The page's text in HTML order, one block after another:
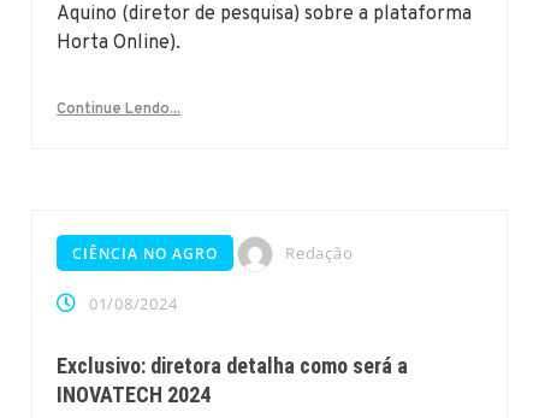
Aquino (diretor de pesquisa) sobre a plataforma
Horta Online).
Continue Lendo...
CIÊNCIA NO AGRO Redação
01/08/2024
Exclusivo: diretora detalha como será a
INOVATECH 2024